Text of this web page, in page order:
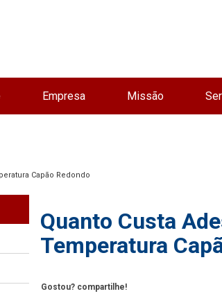
Empresa Missão
Capão Redondo
Quanto Custa
Temperatura
Gostou? compartilhe!